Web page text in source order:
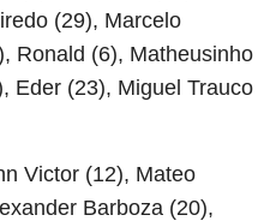
(29), Marcelo
Ronald (6), Matheusinho
Eder (23), Miguel Trauco
Victor (12), Mateo
Barboza (20),